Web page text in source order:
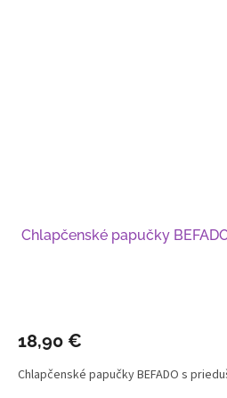
Chlapčenské papučky
18,90 €
Chlapčenské papučky BEFADO s